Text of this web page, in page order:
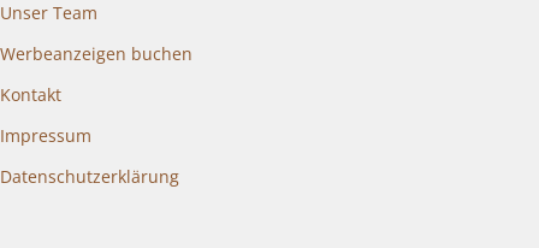
Unser Team
Werbeanzeigen buchen
Kontakt
Impressum
Datenschutzerklärung